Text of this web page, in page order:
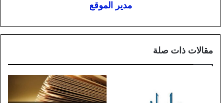
مدير الموقع
مقالات ذات صلة